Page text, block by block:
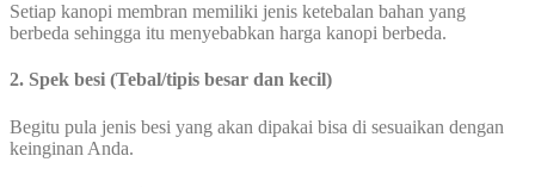
Setiap kanopi membran memiliki jenis ketebalan bahan yang
berbeda sehingga itu menyebabkan harga kanopi berbeda.
2. Spek besi (Tebal/tipis besar dan kecil)
Begitu pula jenis besi yang akan dipakai bisa di sesuaikan dengan
keinginan Anda.